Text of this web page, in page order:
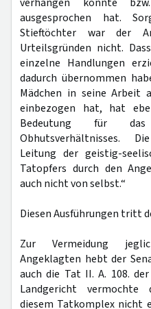
ausgesprochen hat.
Stieftöchter war der
Urteilsgründen nicht.
einzelne Handlungen
dadurch übernommen
Mädchen in seine Arbeit
einbezogen hat, hat
Bedeutung für
Obhutsverhältnisses.
Leitung der geistig-
Tatopfers durch den
auch nicht von selbst.“
Diesen Ausführungen tritt
Zur Vermeidung
Angeklagten hebt der
auch die Tat II. A. 108.
Landgericht
diesem Tatkomplex nicht